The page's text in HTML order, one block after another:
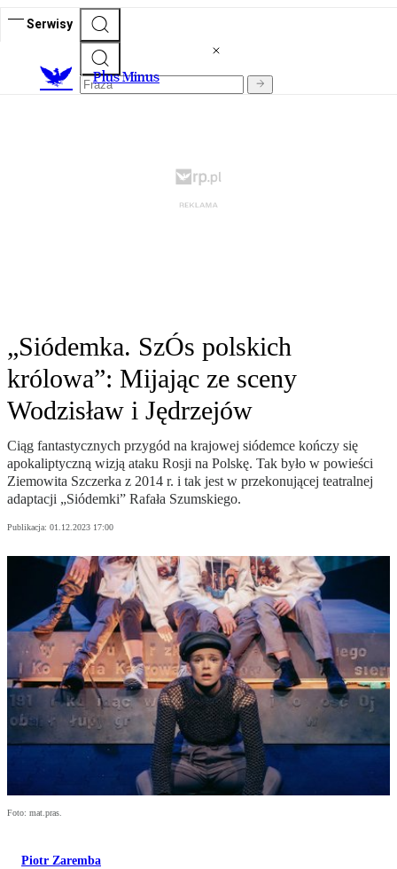
Serwisy
Plus Minus
„Siódemka. SzÓs polskich
królowa”: Mijając ze sceny
Wodzisław i Jędrzejów
Ciąg fantastycznych przygód na krajowej siódemce kończy się
apokaliptyczną wizją ataku Rosji na Polskę. Tak było w powieści
Ziemowita Szczerka z 2014 r. i tak jest w przekonującej teatralnej
adaptacji „Siódemki” Rafała Szumskiego.
Publikacja: 01.12.2023 17:00
Foto: mat.pras.
Piotr Zaremba